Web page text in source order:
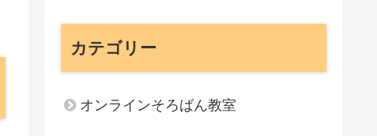
カテゴリー
オンラインそろばん教室